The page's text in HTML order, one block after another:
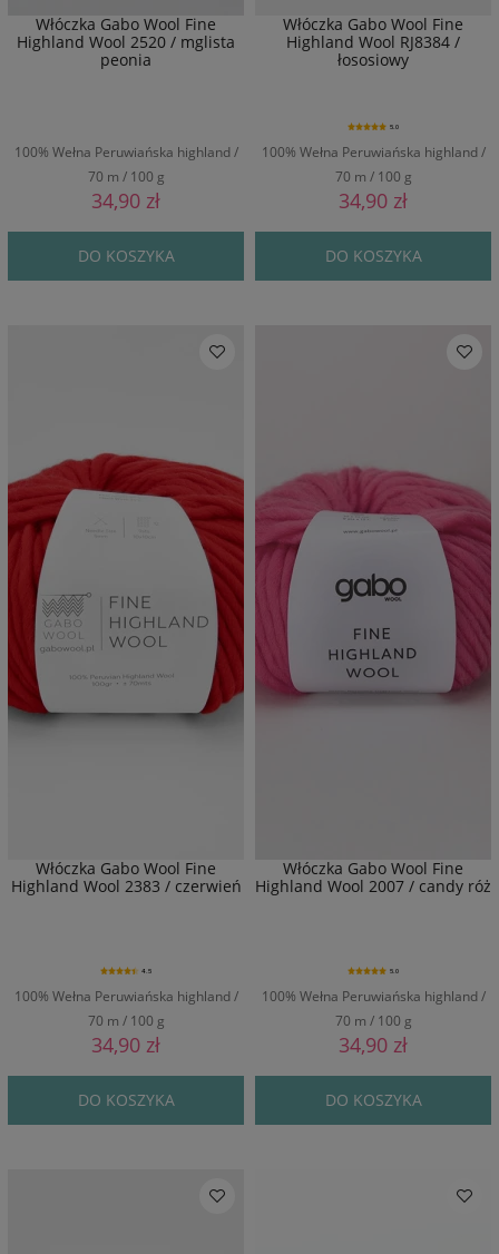
Włóczka Gabo Wool Fine
Highland Wool 2520 / mglista
peonia
100% Wełna Peruwiańska highland /
70 m / 100 g
34,90 zł
DO KOSZYKA
Włóczka Gabo Wool Fine
Highland Wool RJ8384 /
łososiowy
100% Wełna Peruwiańska highland /
70 m / 100 g
5.0
34,90 zł
DO KOSZYKA
Włóczka Gabo Wool Fine
Highland Wool 2383 / czerwień
100% Wełna Peruwiańska highland /
70 m / 100 g
4.5
34,90 zł
DO KOSZYKA
Włóczka Gabo Wool Fine
Highland Wool 2007 / candy róż
100% Wełna Peruwiańska highland /
70 m / 100 g
5.0
34,90 zł
DO KOSZYKA